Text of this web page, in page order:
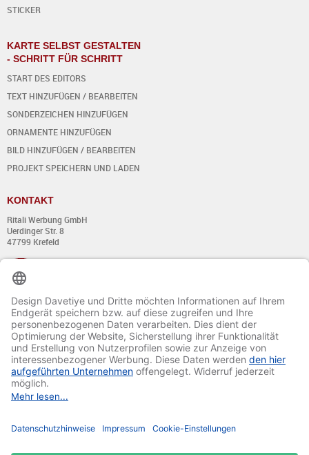
STICKER
KARTE SELBST GESTALTEN
- SCHRITT FÜR SCHRITT
START DES EDITORS
TEXT HINZUFÜGEN / BEARBEITEN
SONDERZEICHEN HINZUFÜGEN
ORNAMENTE HINZUFÜGEN
BILD HINZUFÜGEN / BEARBEITEN
PROJEKT SPEICHERN UND LADEN
KONTAKT
Ritali Werbung GmbH
Uerdinger Str. 8
47799 Krefeld
+49 (0) 21 51 - 7 633 633
Montag bis Donnerstag:
von 8:00 - 13:00
und von 14:00 - 17:00 Uhr
Freitag:
von 8:00 - 13:00
und von 14:00 - 15:30 Uhr
E-Mail: info@davetiye.de